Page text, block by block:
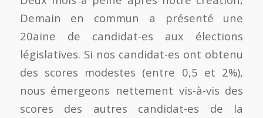
Demain en commun a présenté une
20aine de candidat-es aux élections
législatives. Si nos candidat-es ont obtenu
des scores modestes (entre 0,5 et 2%),
nous émergeons nettement vis-à-vis des
scores des autres candidat-es de la